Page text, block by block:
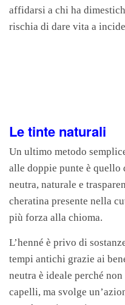
affidarsi a chi ha
rischia di dare vita a
Le tinte naturali
Un ultimo metodo
alle doppie punte è
neutra, naturale e
cheratina presente nella
più forza alla chioma.
L’henné è privo di
tempi antichi grazie ai
neutra è ideale perché
capelli, ma svolge